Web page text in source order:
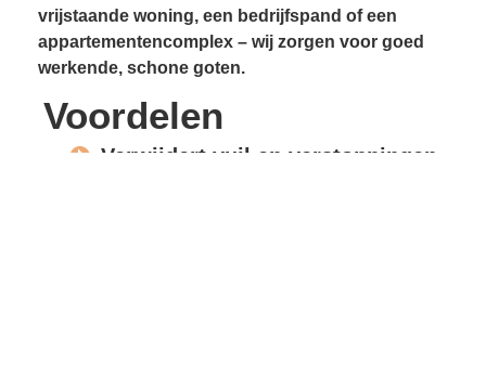
vrijstaande woning, een bedrijfspand of een
appartementencomplex – wij zorgen voor goed
werkende, schone goten.
Voordelen
Verwijdert vuil en verstoppingen